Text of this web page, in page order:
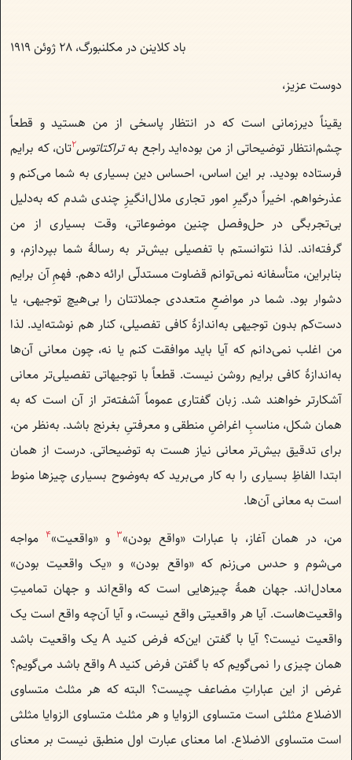
باد کلاینن در مکلنبورگ، ۲۸ ژوئن ۱۹۱۹
دوست عزیز،
یقیناً دیرزمانی است که در انتظار پاسخی از من هستید و قطعاً
چشم‌انتظار توضیحاتی از من بوده‌اید راجع بهتراکتاتوس2تان، که برایم
فرستاده بودید. بر این اساس، احساس دین بسیاری به شما می‌کنم و
عذرخواهم. اخیراً درگیرِ امور تجاری ملال‌انگیزِ چندی شدم که به‌دلیل
بی‌تجربگی در حل‌وفصل چنین موضوعاتی، وقت بسیاری از من
گرفته‌اند. لذا نتوانستم با تفصیلی بیش‌تر به رسالهٔ شما بپردازم، و
بنابراین، متأسفانه نمی‌توانم قضاوت مستدلّی ارائه دهم. فهمِ آن برایم
دشوار بود. شما در مواضعِ متعددی جملاتتان را بی‌هیچ توجیهی، یا
دست‌کم بدون توجیهی به‌اندازهٔ کافی تفصیلی، کنار هم نوشته‌اید. لذا
من اغلب نمی‌دانم که آیا باید موافقت کنم یا نه، چون معانی آن‌ها
به‌اندازهٔ کافی برایم روشن نیست. قطعاً با توجیهاتی تفصیلی‌تر معانی
آشکارتر خواهند شد. زبان گفتاری عموماً آشفته‌تر از آن است که به
همان شکل، مناسبِ اغراضِ منطقی و معرفتیِ بغرنج باشد. به‌نظر من،
برای تدقیق بیش‌تر معانی نیاز هست به توضیحاتی. درست از همان
ابتدا الفاظِ بسیاری را به کار می‌برید که به‌وضوح بسیاری چیزها منوط
است به معانی آن‌ها.
من، در همان آغاز، با عبارات «واقع بودن»3 و «واقعیت»4 مواجه
می‌شوم و حدس می‌زنم که «واقع بودن» و «یک واقعیت بودن»
معادل‌اند. جهان همهٔ چیزهایی است که واقع‌اند و جهان تمامیتِ
واقعیت‌هاست. آیا هر واقعیتی واقع نیست، و آیا آن‌چه واقع است یک
واقعیت نیست؟ آیا با گفتن این‌که فرض کنید A یک واقعیت باشد
همان چیزی را نمی‌گویم که با گفتن‌ فرض کنید A واقع باشد می‌گویم؟
غرض از این عباراتِ مضاعف چیست؟ البته که هر مثلث متساوی
الاضلاع مثلثی است متساوی الزوایا و هر مثلث متساوی الزوایا مثلثی
است متساوی الاضلاع. اما معنای عبارت اول منطبق نیست بر معنای